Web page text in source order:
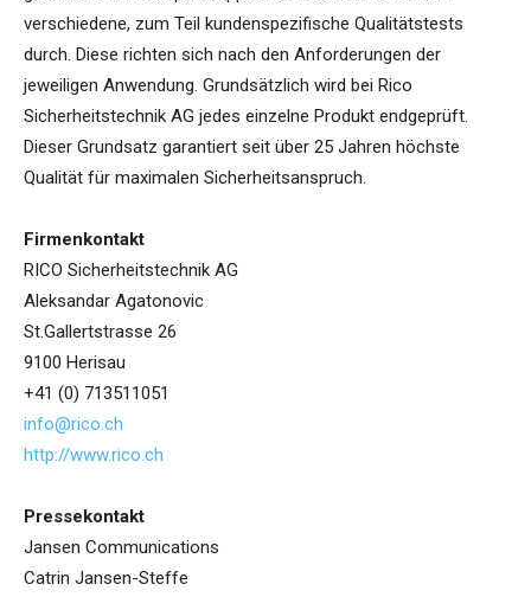
verschiedene, zum Teil kundenspezifische Qualitätstests
durch. Diese richten sich nach den Anforderungen der
jeweiligen Anwendung. Grundsätzlich wird bei Rico
Sicherheitstechnik AG jedes einzelne Produkt endgeprüft.
Dieser Grundsatz garantiert seit über 25 Jahren höchste
Qualität für maximalen Sicherheitsanspruch.
Firmenkontakt
RICO Sicherheitstechnik AG
Aleksandar Agatonovic
St.Gallertstrasse 26
9100 Herisau
+41 (0) 713511051
info@rico.ch
http://www.rico.ch
Pressekontakt
Jansen Communications
Catrin Jansen-Steffe